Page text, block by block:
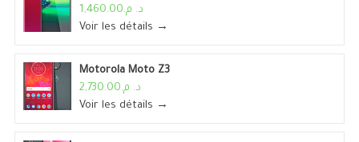
د. م.1,460.00
Voir les détails →
Motorola Moto Z3
د. م.2,730.00
Voir les détails →